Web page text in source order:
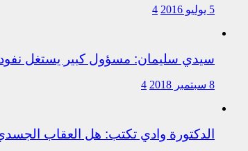
5 يوليو 2016 4
سيدي سليمان: مسؤول كبير يستغل
8 سبتمبر 2018 4
الدكتورة وادي تكتب: هل العقاب